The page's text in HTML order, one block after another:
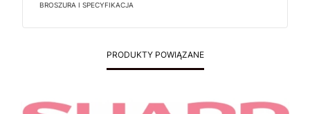
BROSZURA I SPECYFIKACJA
PRODUKTY POWIĄZANE